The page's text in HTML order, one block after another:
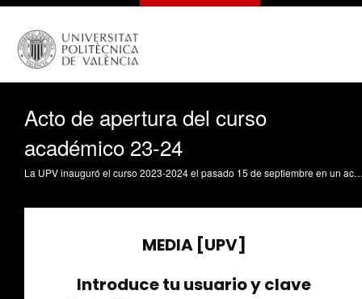
Acto de apertura del curso
académico 23-24
La UPV inauguró el curso 2023-2024 el pasado 15 de septiembre en un acto que contó con la presencia del conseller de Educación, Universidades y Empleo de la Generalitat Valenciana, José Antonio Rovira, y en el que el catedrático de la UPV José Hernández-Orallo impartió la